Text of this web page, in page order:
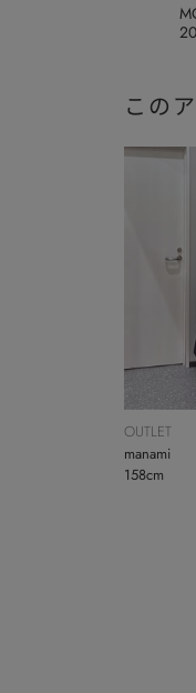
この
OUTLET
manami
158cm